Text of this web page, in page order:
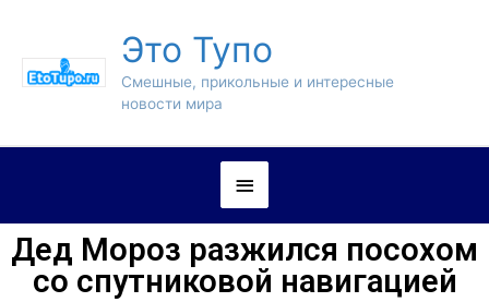
Это Тупо
Смешные, прикольные и интересные
новости мира
Дед Мороз разжился посохом
со спутниковой навигацией